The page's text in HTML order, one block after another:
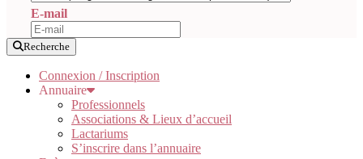
E-mail
Recherche
Connexion / Inscription
Annuaire
Professionnels
Associations & Lieux d’accueil
Lactariums
S’inscrire dans l’annuaire